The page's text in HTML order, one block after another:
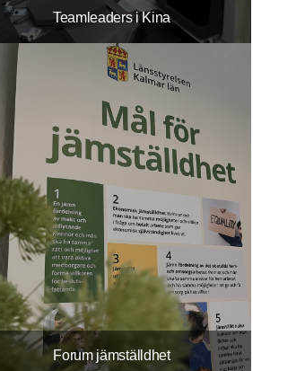
Teamleaders i Kina
Forum jämställdhet